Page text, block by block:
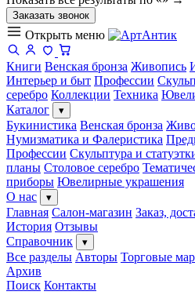
Заказать звонок
Открыть меню
Книги Венская бронза Живопись
Интерьер и быт Профессии
серебро Коллекции Техника
Каталог
▾
Букинистика Венская бронза
Нумизматика и Фалеристика
Профессии Скульптура и
планы Столовое серебро
приборы Ювелирные украшения
О нас
▾
Главная Салон-магазин Заказ,
История Отзывы
Справочник
▾
Все разделы Авторы Торговые
Архив
Поиск Контакты